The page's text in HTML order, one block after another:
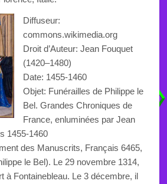
Diffuseur:
commons.wikimedia.org
Droit d’Auteur: Jean Fouquet
(1420–1480)
Date: 1455-1460
Objet: Funérailles de Philippe le
Bel. Grandes Chroniques de
France, enluminées par Jean
1455-1460
des Manuscrits, Français 6465,
le Bel). Le 29 novembre 1314,
à Fontainebleau. Le 3 décembre, il